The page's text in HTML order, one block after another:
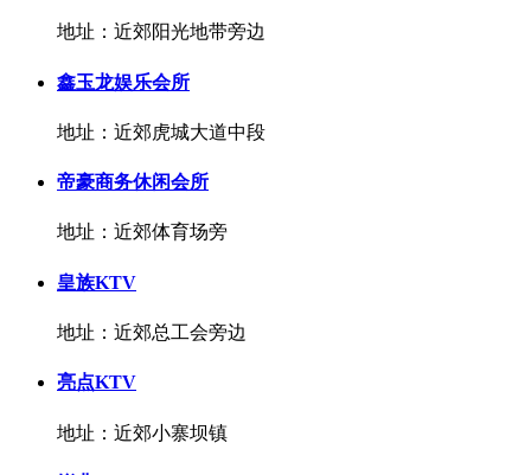
地址：近郊阳光地带旁边
鑫玉龙娱乐会所
地址：近郊虎城大道中段
帝豪商务休闲会所
地址：近郊体育场旁
皇族KTV
地址：近郊总工会旁边
亮点KTV
地址：近郊小寨坝镇